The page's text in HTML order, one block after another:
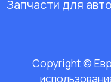
Запчасти для
Copyright ©